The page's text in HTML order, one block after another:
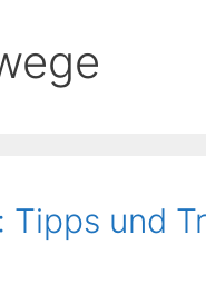
Tipps und